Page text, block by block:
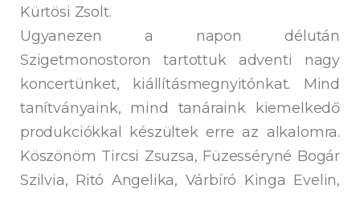
Kürtösi Zsolt.
Ugyanezen a napon délután
Szigetmonostoron tartottuk adventi nagy
koncertünket, kiállításmegnyitónkat. Mind
tanítványaink, mind tanáraink kiemelkedő
produkciókkal készültek erre az alkalomra.
Köszönöm Tircsi Zsuzsa, Füzesséryné Bogár
Szilvia, Ritó Angelika, Várbíró Kinga Evelin,